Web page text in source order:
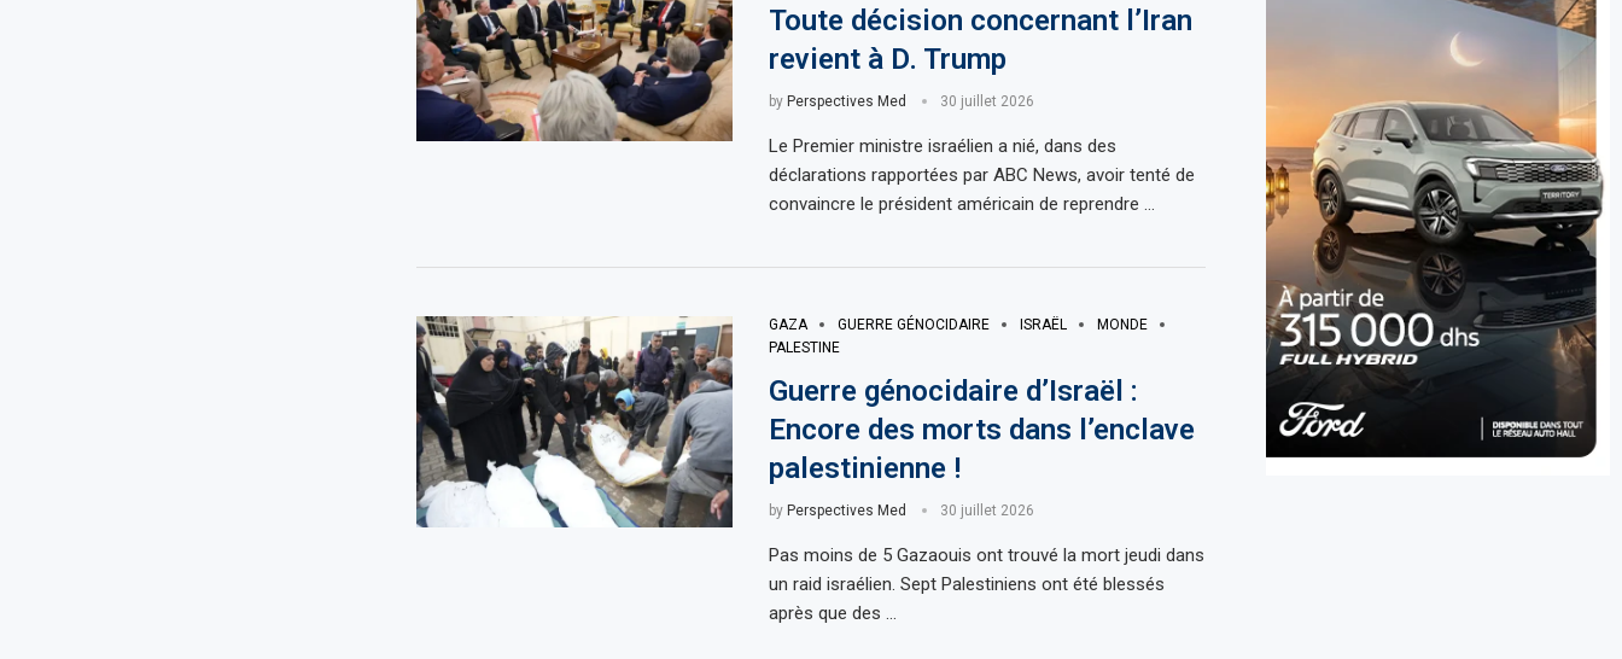
Toute décision concernant l’Iran
revient à D. Trump
by Perspectives Med 30 juillet 2026
Le Premier ministre israélien a nié, dans des
déclarations rapportées par ABC News, avoir tenté de
convaincre le président américain de reprendre …
GAZA GUERRE GÉNOCIDAIRE ISRAËL
MONDE
PALESTINE
Guerre génocidaire d’Israël :
Encore des morts dans l’enclave
palestinienne !
by Perspectives Med 30 juillet 2026
Pas moins de 5 Gazaouis ont trouvé la mort jeudi dans
un raid israélien. Sept Palestiniens ont été blessés
après que des …